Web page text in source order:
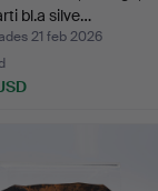
bl.a silve…
21 feb 2026